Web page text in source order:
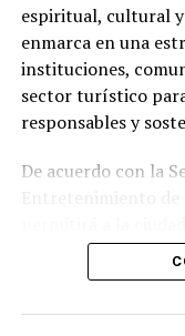
Juan Carlos, es uno
tiene la música
bolero, la balada y
Laitn Grammy por
como jurado de
espiritual, cultural
enmarca en una
instituciones,
sector turístico
responsables y
De acuerdo con la
internacional,
fortalecimiento